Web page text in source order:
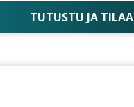
TUTUSTU JA TILAA